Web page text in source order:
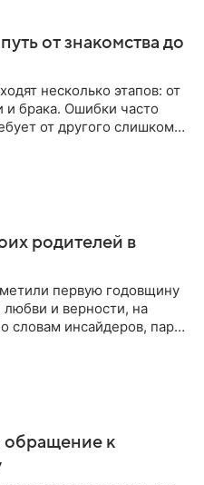
от знакомства до
несколько этапов: от
и брака. Ошибки часто
от другого слишком
родителей в
первую годовщину
и верности, на
словам инсайдеров, пара
обращение к